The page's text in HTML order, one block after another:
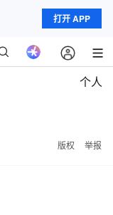
打开 APP
个人
版权 举报